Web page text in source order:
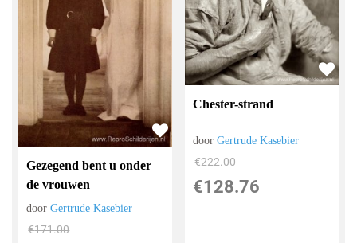
Gezegend bent u onder
de vrouwen
doorGertrude Kasebier
€171.00
Chester-strand
doorGertrude Kasebier
€222.00
€128.76